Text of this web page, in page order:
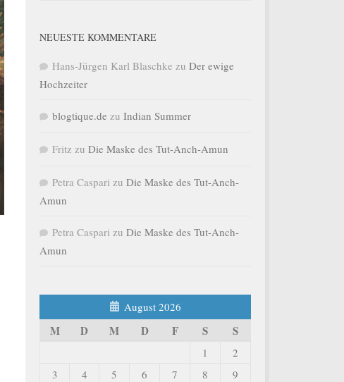
NEUESTE KOMMENTARE
Hans-Jürgen Karl Blaschke zu Der ewige
Hochzeiter
blogtique.de zu Indian Summer
Fritz zu Die Maske des Tut-Anch-Amun
Petra Caspari zu Die Maske des Tut-Anch-
Amun
Petra Caspari zu Die Maske des Tut-Anch-
Amun
August 2026
M D M D F S S
1
2
3
4 5 6 7 8
9